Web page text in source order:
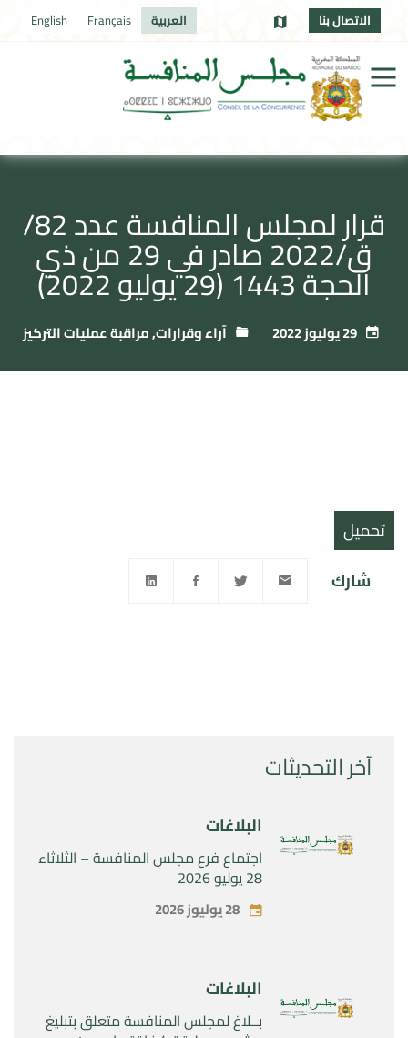
الاتصال بنا العربية Français
English
قرار لمجلس المنافسة عدد 82/
ق/2022 صادر في 29 من ذي
الحجة 1443 (29 يوليو 2022)
آراء وقرارات,مراقبة عمليات التركيز
آخر التحديثات
البلاغات
اجتماع فرع مجلس المنافسة – الثلاثاء
28 يوليو 2026
28 يوليوز 2026
البلاغات
بــلاغ لمجلس المنافسة متعلق بتبليغ
تحميل
شارك